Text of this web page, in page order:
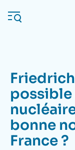
au
contenu
Navigation
principale
L'Ifri
Analyses
possible
bonne
France ?